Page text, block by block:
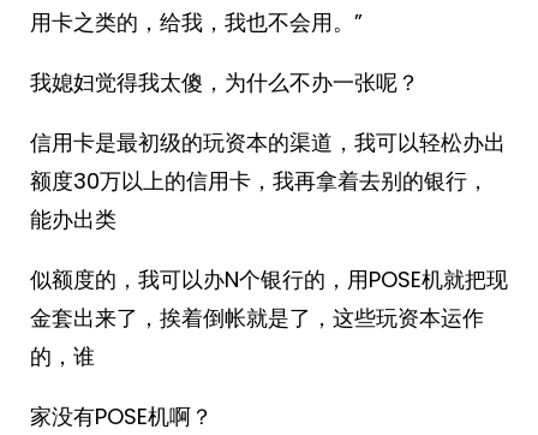
用卡之类的，给我，我也不会用。”
我媳妇觉得我太傻，为什么不办一张呢？
信用卡是最初级的玩资本的渠道，我可以轻松办出
额度30万以上的信用卡，我再拿着去别的银行，
能办出类
似额度的，我可以办N个银行的，用POSE机就把现
金套出来了，挨着倒帐就是了，这些玩资本运作
的，谁
家没有POSE机啊？